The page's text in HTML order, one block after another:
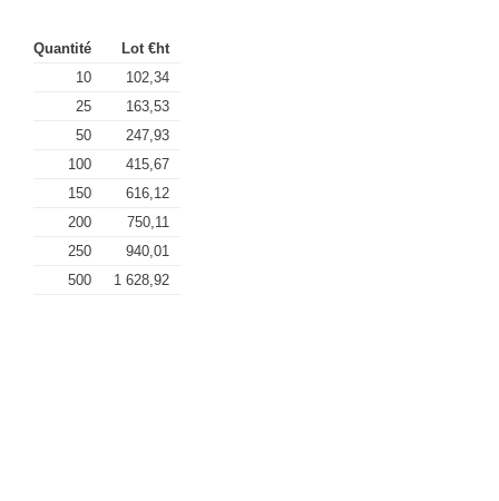
Quantité
Lot €ht
10
102,34
25
163,53
50
247,93
100
415,67
150
616,12
200
750,11
250
940,01
500
1 628,92